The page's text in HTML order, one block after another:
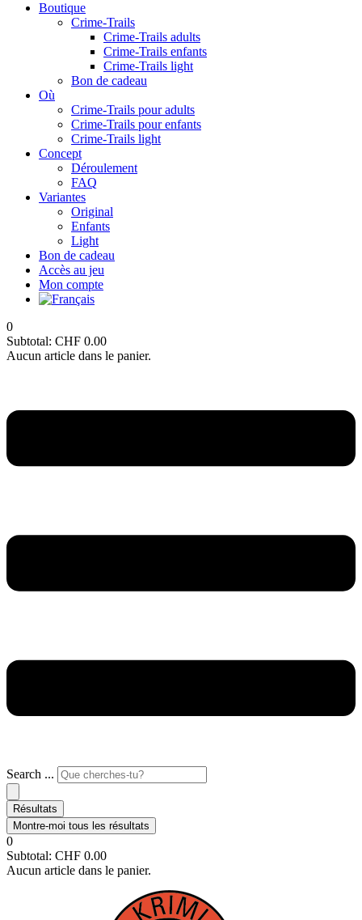
Boutique
Crime-Trails
Crime-Trails adults
Crime-Trails enfants
Crime-Trails light
Bon de cadeau
Où
Crime-Trails pour adults
Crime-Trails pour enfants
Crime-Trails light
Concept
Déroulement
FAQ
Variantes
Original
Enfants
Light
Bon de cadeau
Accès au jeu
Mon compte
0
Subtotal: CHF 0.00
Aucun article dans le panier.
Search ...
Résultats
Montre-moi tous les résultats
0
Subtotal: CHF 0.00
Aucun article dans le panier.